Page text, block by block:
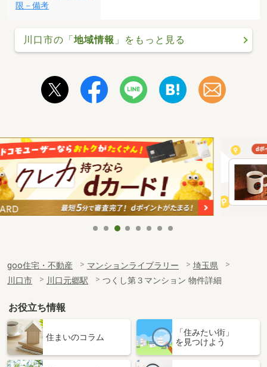
限－備考
川口市の「地域情報 」をもっと見る
goo住宅・不動産 マンションライブラリー
埼玉県
川口市
川口元郷駅 つくし第３マンション 物件詳細
お役立ち情報
住まいのコラム
「住みたい街」
を見つけよう